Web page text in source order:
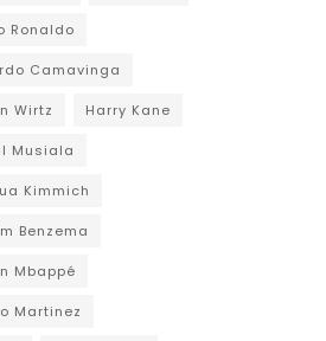
Ronaldo
Camavinga
Wirtz Harry Kane
Musiala
Kimmich
Benzema
Mbappé
Martinez